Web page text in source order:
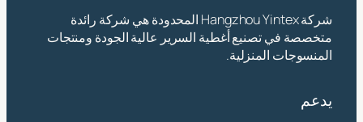
شركة Hangzhou Yintex المحدودة هي شركة رائدة
متخصصة في تصنيع أغطية السرير عالية الجودة ومنتجات
المنسوجات المنزلية.
يدعم